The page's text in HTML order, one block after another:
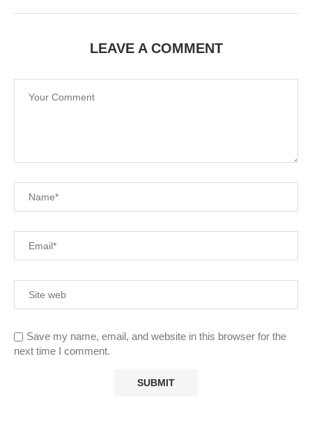
LEAVE A COMMENT
Save my name, email, and website in this browser for the
next time I comment.